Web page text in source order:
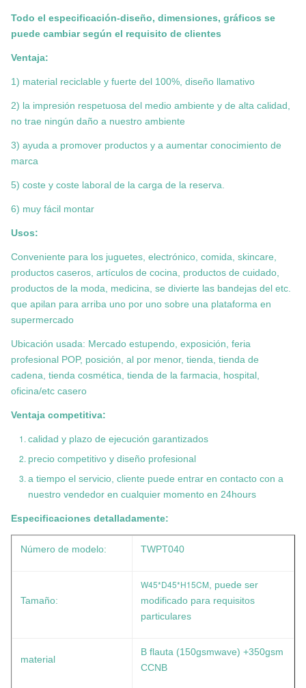
Todo el especificación-diseño, dimensiones, gráficos se
puede cambiar según el requisito de clientes
Ventaja:
1) material reciclable y fuerte del 100%, diseño llamativo
2) la impresión respetuosa del medio ambiente y de alta calidad,
no trae ningún daño a nuestro ambiente
3) ayuda a promover productos y a aumentar conocimiento de
marca
5) coste y coste laboral de la carga de la reserva.
6) muy fácil montar
Usos:
Conveniente para los juguetes, electrónico, comida, skincare,
productos caseros, artículos de cocina, productos de cuidado,
productos de la moda, medicina, se divierte las bandejas del etc.
que apilan para arriba uno por uno sobre una plataforma en
supermercado
Ubicación usada: Mercado estupendo, exposición, feria
profesional POP, posición, al por menor, tienda, tienda de
cadena, tienda cosmética, tienda de la farmacia, hospital,
oficina/etc casero
Ventaja competitiva:
calidad y plazo de ejecución garantizados
precio competitivo y diseño profesional
a tiempo el servicio, cliente puede entrar en contacto con a
nuestro vendedor en cualquier momento en 24hours
Especificaciones detalladamente:
Número de modelo: TWPT040
Tamaño:
W45*D45*H15CM , puede ser
modificado para requisitos
particulares
material
B flauta (150gsmwave) +350gsm
CCNB